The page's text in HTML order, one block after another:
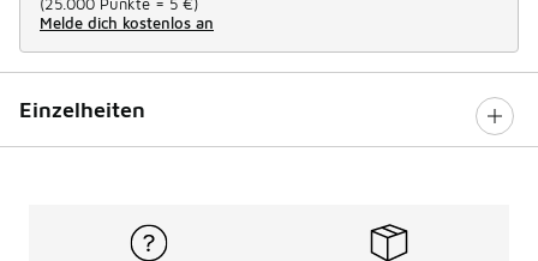
(25.000 Punkte = 5 €)
Melde dich kostenlos an
Einzelheiten